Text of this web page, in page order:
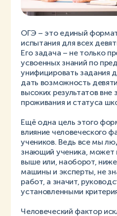
ОГЭ – это единый
испытания для всех
Его задача – не только
усвоенных знаний по
унифицировать задания
дать возможность
высоких результатов
проживания и статуса
Ещё одна цель этого
влияние человеческого
учеников. Ведь все мы
знающий ученика, может
выше или, наоборот,
машины и эксперты, не
работ, а значит,
установленными
Человеческий фактор